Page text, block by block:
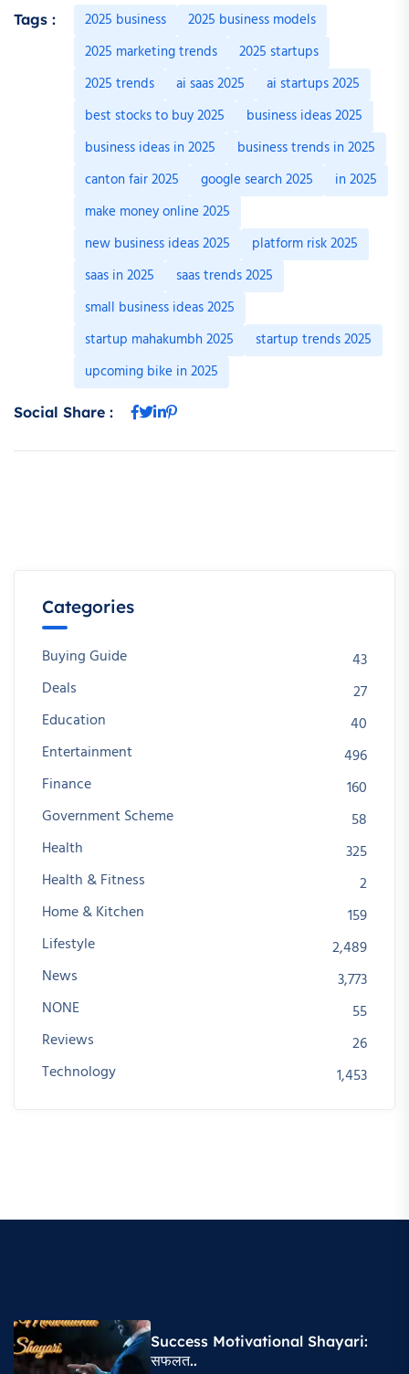
Tags : 2025 business
2025 business models
2025 marketing trends
2025 startups
2025 trends
ai saas 2025
ai startups 2025
best stocks to buy 2025
business ideas 2025
business ideas in 2025
business trends in 2025
canton fair 2025
google search 2025
in 2025
make money online 2025
new business ideas 2025
platform risk 2025
saas in 2025
saas trends 2025
small business ideas 2025
startup mahakumbh 2025
startup trends 2025
upcoming bike in 2025
Social Share :
Categories
Buying Guide
43
Deals
27
Education
40
Entertainment
496
Finance
160
Government Scheme
58
Health
325
Health & Fitness
2
Home & Kitchen
159
Lifestyle
2,489
News
3,773
NONE
55
Reviews
26
Technology
1,453
Success Motivational Shayari​:
सफलत..